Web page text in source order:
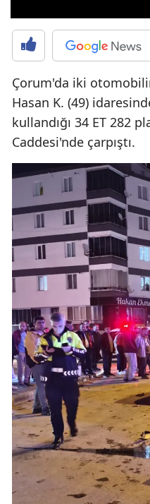
Çorum'da iki
Hasan K. (49)
kullandığı 34 ET 282
Caddesi'nde çarpıştı.